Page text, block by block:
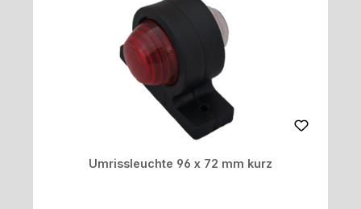
Umrissleuchte 96 x 72 mm kurz